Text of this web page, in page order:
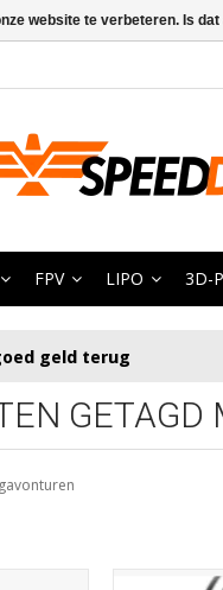
FPV LIPO 3D-
geld terug
website te verbeteren. Is